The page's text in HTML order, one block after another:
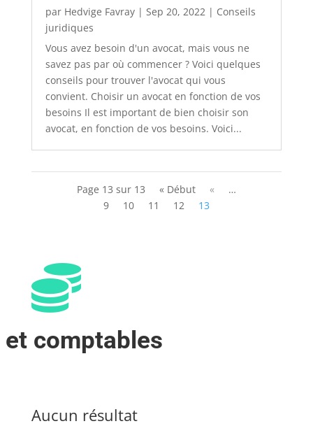
par Hedvige Favray| Sep 20, 2022 | Conseils
juridiques
Vous avez besoin d'un avocat, mais vous ne
savez pas par où commencer ? Voici quelques
conseils pour trouver l'avocat qui vous
convient. Choisir un avocat en fonction de vos
besoins Il est important de bien choisir son
avocat, en fonction de vos besoins. Voici...
Page 13 sur 13 « Début «
…
9
10 11 12 13

comptables
Aucun résultat